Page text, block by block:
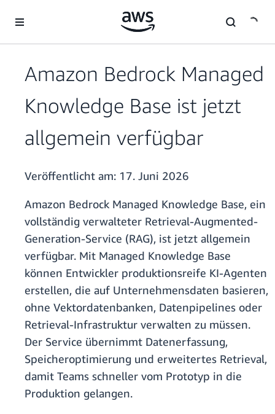
Überspringen zum Hauptinhalt
Amazon Bedrock Managed
Knowledge Base ist jetzt
allgemein verfügbar
Veröffentlicht am: 17. Juni 2026
Amazon Bedrock Managed Knowledge Base, ein
vollständig verwalteter Retrieval-Augmented-
Generation-Service (RAG), ist jetzt allgemein
verfügbar. Mit Managed Knowledge Base
können Entwickler produktionsreife KI-Agenten
erstellen, die auf Unternehmensdaten basieren,
ohne Vektordatenbanken, Datenpipelines oder
Retrieval-Infrastruktur verwalten zu müssen.
Der Service übernimmt Datenerfassung,
Speicheroptimierung und erweitertes Retrieval,
damit Teams schneller vom Prototyp in die
Produktion gelangen.